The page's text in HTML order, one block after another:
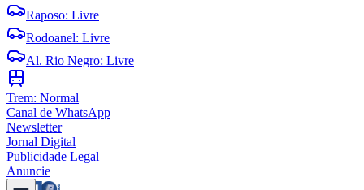
Raposo: Livre
Rodoanel: Livre
Al. Rio Negro: Livre
Trem: Normal
Canal de WhatsApp
Newsletter
Jornal Digital
Publicidade Legal
Anuncie